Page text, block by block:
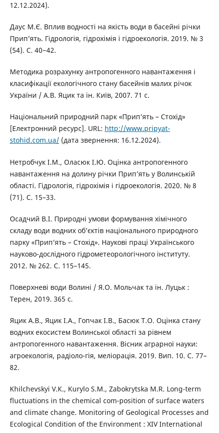
12.12.2024).
Даус М.Є. Вплив водності на якість води в басейні річки
Прип’ять. Гідрологія, гідрохімія і гідроекологія. 2019. № 3
(54). С. 40−42.
Методика розрахунку антропогенного навантаження і
класифікації екологічного стану басейнів малих річок
України / А.В. Яцик та ін. Київ, 2007. 71 с.
Національний природний парк «Прип’ять – Стохід»
[Електронний ресурс]. URL: http://www.pripyat-
stohid.com.ua/(дата звернення: 16.12.2024).
Нетробчук І.М., Оласюк І.Ю. Оцінка антропогенного
навантаження на долину річки Прип’ять у Волинській
області. Гідрологія, гідрохімія і гідроекологія. 2020. № 8
(71). С. 15–33.
Осадчий В.І. Природні умови формування хімічного
складу води водних об’єктів національного природного
парку «Прип’ять – Стохід». Наукові праці Українського
науково-дослідного гідрометеорологічного інституту.
2012. № 262. С. 115–145.
Поверхневі води Волині / Я.О. Мольчак та ін. Луцьк :
Терен, 2019. 365 с.
Яцик А.В., Яцик І.А., Гопчак І.В., Басюк Т.О. Оцінка стану
водних екосистем Волинської області за рівнем
антропогенного навантаження. Вісник аграрної науки:
агроекологія, радіоло-гія, меліорація. 2019. Вип. 10. С. 77–
82.
Khilchevskyi V.К., Kurylo S.М., Zabokrytska M.R. Long-term
fluctuations in the chemical com-position of surface waters
and climate change. Monitoring of Geological Processes and
Ecological Condition of the Environment : XIV International